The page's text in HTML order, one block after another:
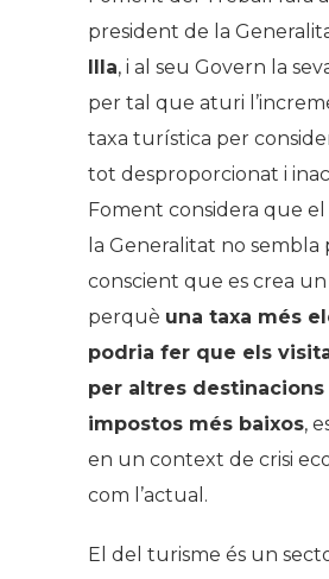
president de la
Illa, i al seu Govern la
per tal que aturi
taxa turística per
tot desproporcionat i
Foment considera que
la Generalitat no sembla
conscient que es crea
perquè una taxa més
podria fer que els
per altres destinacions
impostos més baixos,
en un context de crisi
com l’actual.
El del turisme és un